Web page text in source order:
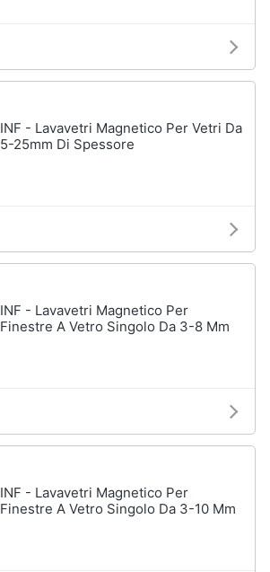
INF - Lavavetri Magnetico Per Vetri Da
5-25mm Di Spessore
INF - Lavavetri Magnetico Per
Finestre A Vetro Singolo Da 3-8 Mm
INF - Lavavetri Magnetico Per
Finestre A Vetro Singolo Da 3-10 Mm